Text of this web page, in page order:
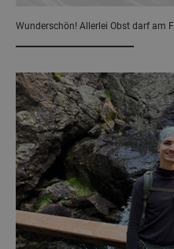
Wunderschön! Allerlei Obst darf am